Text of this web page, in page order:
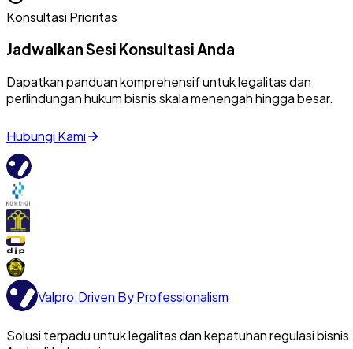
Konsultasi Prioritas
Jadwalkan Sesi Konsultasi Anda
Dapatkan panduan komprehensif untuk legalitas dan
perlindungan hukum bisnis skala menengah hingga besar.
Hubungi Kami
Valpro.Driven By Professionalism
Solusi terpadu untuk legalitas dan kepatuhan regulasi bisnis